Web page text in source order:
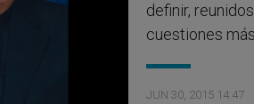
definir,
cuestiones
JUN 30, 2015 14:47